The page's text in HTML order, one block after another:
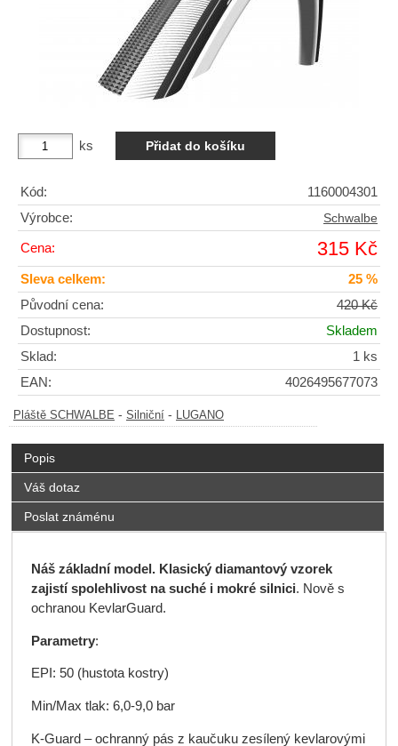
ks
Kód:
1160004301
Výrobce:
Schwalbe
Cena: 315 Kč
Sleva celkem:
25 %
Původní cena:
420 Kč
Dostupnost:
Skladem
Sklad:
1 ks
EAN:
4026495677073
Pláště SCHWALBE - Silniční - LUGANO
Popis
Váš dotaz
Poslat známénu
Náš základní model. Klasický diamantový vzorek
zajistí spolehlivost na suché i mokré silnici. Nově s
ochranou KevlarGuard.
Parametry:
EPI: 50 (hustota kostry)
Min/Max tlak: 6,0-9,0 bar
K-Guard – ochranný pás z kaučuku zesílený kevlarovými